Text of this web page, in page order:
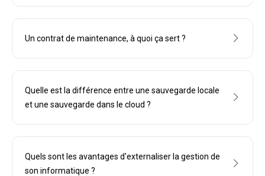
Un contrat de maintenance, à quoi ça sert ?
Quelle est la différence entre une sauvegarde locale
et une sauvegarde dans le cloud ?
Quels sont les avantages d'externaliser la gestion de
son informatique ?